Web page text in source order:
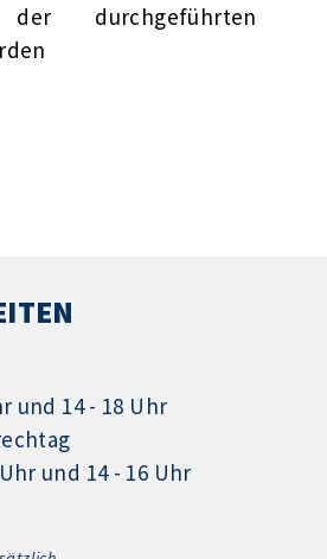
durchgeführten
und 14 - 18 Uhr
und 14 - 16 Uhr